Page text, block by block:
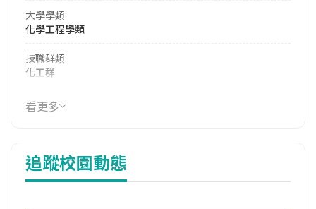
大學學類
化學工程學類
技職群類
化工群
114年學費
41,380 元/學期
14,170 元/學期
114年註冊率
看更多
追蹤校園動態